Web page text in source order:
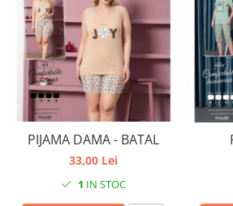
PIJAMA DAMA - BATAL
33,00 Lei
1 IN STOC